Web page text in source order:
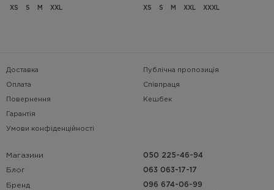
XS S M XXL XS S M XXL XXXL
Доставка
Оплата
Повернення
Гарантія
Умови конфіденційності
Публічна пропозиція
Співпраця
Кешбек
Магазини
Блог
Бренд
050 225-46-94
063 063-17-17
096 674-06-99